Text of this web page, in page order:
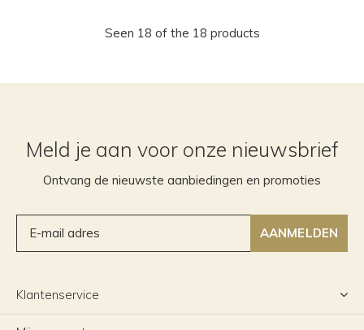
Seen 18 of the 18 products
Meld je aan voor onze nieuwsbrief
Ontvang de nieuwste aanbiedingen en promoties
AANMELDEN
Klantenservice